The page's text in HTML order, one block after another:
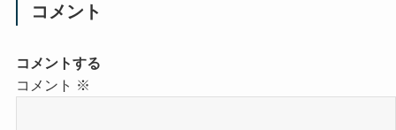
コメント
コメントする
コメント ※